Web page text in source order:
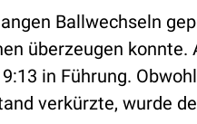
Ballwechseln
überzeugen konnte.
in Führung.
verkürzte, wurde